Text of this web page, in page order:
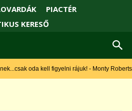
PIACTÉR
KERESŐ
oda kell figyelni rájuk! - Monty Roberts